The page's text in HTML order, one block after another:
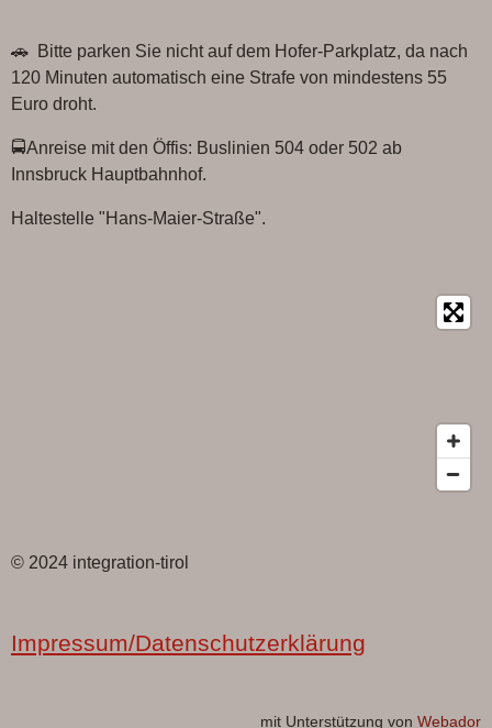
b
o
k
s
A
p
p
🚗 Bitte parken Sie nicht auf dem Hofer-Parkplatz, da nach
120 Minuten automatisch eine Strafe von mindestens 55
Euro droht.
🚍Anreise mit den Öffis: Buslinien 504 oder 502 ab
Innsbruck Hauptbahnhof.
Haltestelle "Hans-Maier-Straße".
© 2024 integration-tirol
Impressum/Datenschutzerklärung
mit Unterstützung von Webador